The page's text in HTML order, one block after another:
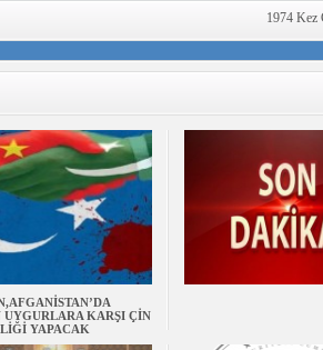
1974 Kez
UYGURLARA KARŞI ÇİN
YAPACAK